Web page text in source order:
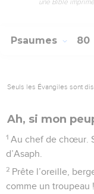
Psaumes 80
Seuls les Évangiles sont
Ah, si mon
1 Au chef de chœur.
d’Asaph.
2 Prête l’oreille,
comme un troupeau